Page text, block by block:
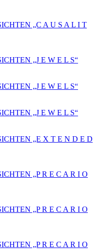
„C A U S A L I T
„J E W E L S“
„J E W E L S“
„J E W E L S“
„E X T E N D E D
„P R E C A R I O
„P R E C A R I O
„P R E C A R I O